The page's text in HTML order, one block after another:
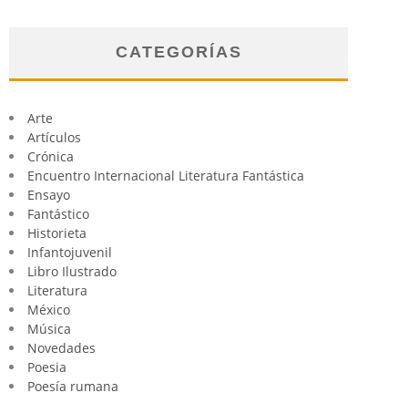
CATEGORÍAS
Arte
Artículos
Crónica
Encuentro Internacional Literatura Fantástica
Ensayo
Fantástico
Historieta
Infantojuvenil
Libro Ilustrado
Literatura
México
Música
Novedades
Poesia
Poesía rumana